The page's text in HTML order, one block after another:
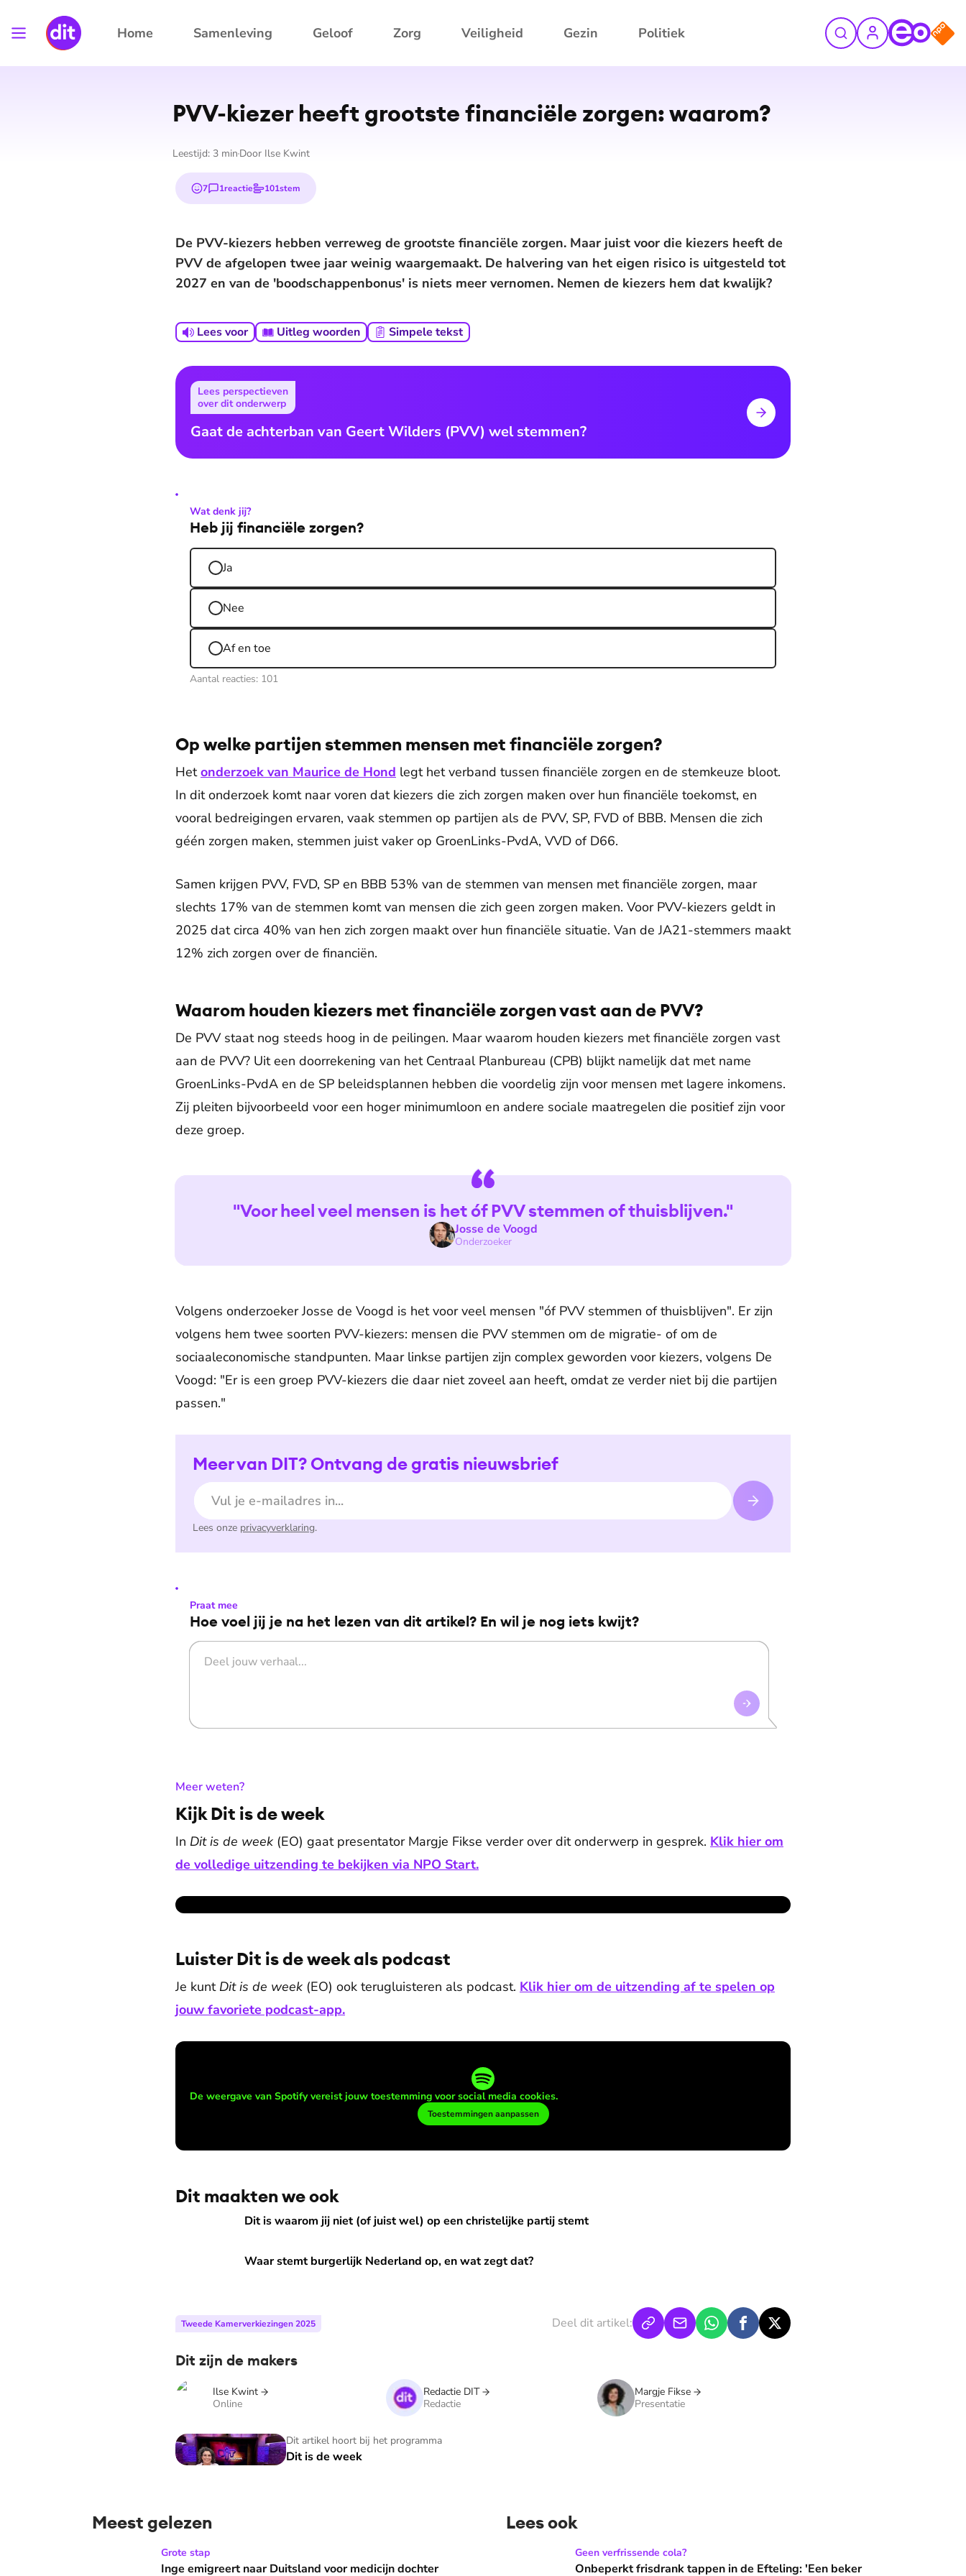
Home Samenleving Geloof Zorg Veiligheid Gezin Politiek
©ANP
PVV-kiezer heeft grootste financiële zorgen: waarom?
Leestijd: 3 min Door Ilse Kwint
7
emojis
1reactie 101stem
De PVV-kiezers hebben verreweg de grootste financiële zorgen. Maar juist voor die kiezers heeft de
PVV de afgelopen twee jaar weinig waargemaakt. De halvering van het eigen risico is uitgesteld tot
2027 en van de 'boodschappenbonus' is niets meer vernomen. Nemen de kiezers hem dat kwalijk?
Lees voor Uitleg woorden Simpele tekst
Lees perspectieven
over dit onderwerp
Gaat de achterban van Geert Wilders (PVV) wel stemmen?
Wat denk jij?
Heb jij financiële zorgen?
Ja
Nee
Af en toe
Aantal reacties: 101
Op welke partijen stemmen mensen met financiële zorgen?
Hetonderzoek van Maurice de Hond legt het verband tussen financiële zorgen en de stemkeuze bloot.
In dit onderzoek komt naar voren dat kiezers die zich zorgen maken over hun financiële toekomst, en
vooral bedreigingen ervaren, vaak stemmen op partijen als de PVV, SP, FVD of BBB. Mensen die zich
géén zorgen maken, stemmen juist vaker op GroenLinks-PvdA, VVD of D66.
Samen krijgen PVV, FVD, SP en BBB 53% van de stemmen van mensen met financiële zorgen, maar
slechts 17% van de stemmen komt van mensen die zich geen zorgen maken. Voor PVV-kiezers geldt in
2025 dat circa 40% van hen zich zorgen maakt over hun financiële situatie. Van de JA21-stemmers maakt
12% zich zorgen over de financiën.
Waarom houden kiezers met financiële zorgen vast aan de PVV?
De PVV staat nog steeds hoog in de peilingen. Maar waarom houden kiezers met financiële zorgen vast
aan de PVV? Uit een doorrekening van het Centraal Planbureau (CPB) blijkt namelijk dat met name
GroenLinks-PvdA en de SP beleidsplannen hebben die voordelig zijn voor mensen met lagere inkomens.
Zij pleiten bijvoorbeeld voor een hoger minimumloon en andere sociale maatregelen die positief zijn voor
deze groep.
Josse de Voogd
Onderzoeker
"Voor heel veel mensen is het óf PVV stemmen of thuisblijven."
Volgens onderzoeker Josse de Voogd is het voor veel mensen "óf PVV stemmen of thuisblijven". Er zijn
volgens hem twee soorten PVV-kiezers: mensen die PVV stemmen om de migratie- of om de
sociaaleconomische standpunten. Maar linkse partijen zijn complex geworden voor kiezers, volgens De
Voogd: "Er is een groep PVV-kiezers die daar niet zoveel aan heeft, omdat ze verder niet bij die partijen
passen."
Meer van DIT? Ontvang de gratis nieuwsbrief
E-mailadres
Lees onze privacyverklaring.
Praat mee
Hoe voel jij je na het lezen van dit artikel? En wil je nog iets kwijt?
Meer weten?:
Kijk Dit is de week
In Dit is de week (EO) gaat presentator Margje Fikse verder over dit onderwerp in gesprek. Klik hier om
de volledige uitzending te bekijken via NPO Start.
Luister Dit is de week als podcast
Je kunt Dit is de week (EO) ook terugluisteren als podcast. Klik hier om de uitzending af te spelen op
jouw favoriete podcast-app.
De weergave van Spotify vereist jouw toestemming voor social media cookies.
Toestemmingen aanpassen
Dit maakten we ook
Dit is waarom jij niet (of juist wel) op een christelijke partij stemt
Dit is waarom jij niet (of juist wel) op een christelijke partij stemt
Waar stemt burgerlijk Nederland op, en wat zegt dat?
Waar stemt burgerlijk Nederland op, en wat zegt dat?
Tweede Kamerverkiezingen 2025 Deel dit artikel:
Dit zijn de makers
Ilse Kwint
Online
Redactie DIT
Redactie
Margje Fikse
Presentatie
Dit artikel hoort bij het programma
Dit is de week
Dit is de week
Meest gelezen
Inge emigreert naar Duitsland voor medicijn dochter Nellie met dwerggroei: 'We gaan niet wachten'
Grote stap
Inge emigreert naar Duitsland voor medicijn dochter
Lees ook
Onbeperkt frisdrank tappen in de Efteling: 'Een beker bevat twaalf suikerklontjes'
Geen verfrissende cola?
Onbeperkt frisdrank tappen in de Efteling: 'Een beker